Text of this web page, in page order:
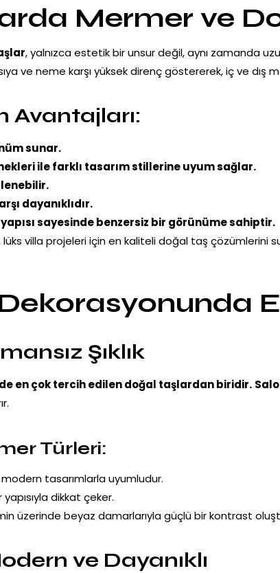
Mermer ve
, yalnızca estetik bir unsur değil, aynı zamanda
ve neme karşı yüksek direnç göstererek, iç ve dış
Avantajları:
sunar.
ile farklı tasarım stillerine uyum sağlar.
dayanıklıdır.
sayesinde benzersiz bir görünüme sahiptir.
lüks villa projeleri için en kaliteli doğal taş çözümlerini
Şıklık
en çok tercih edilen doğal taşlardan biridir.
Türleri:
tasarımlarla uyumludur.
dikkat çeker.
üzerinde beyaz damarlarıyla güçlü bir kontrast
ve Dayanıklı